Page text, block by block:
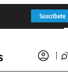
Suscríbete